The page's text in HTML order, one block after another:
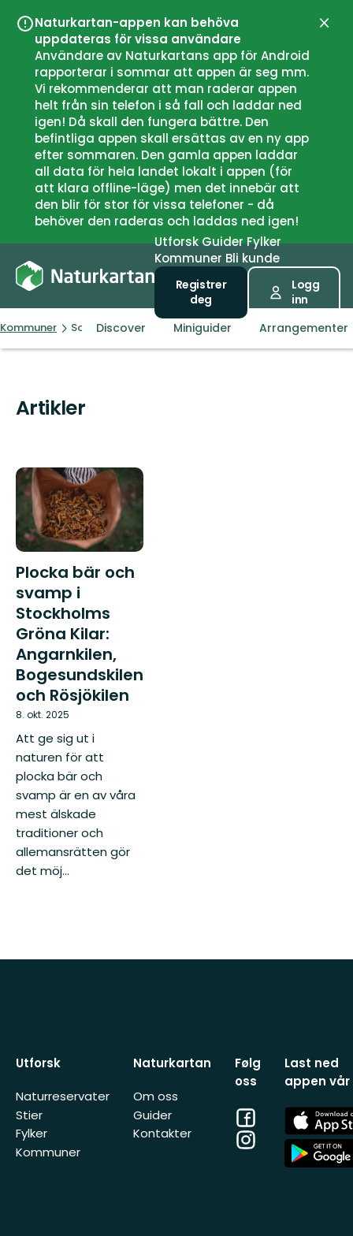
Naturkartan-appen kan behöva
uppdateras för vissa användare
Användare av Naturkartans app för Android
rapporterar i sommar att appen är seg mm.
Vi rekommenderar att man raderar appen
helt från sin telefon i så fall och laddar ned
igen! Då skall den fungera bättre. Den
befintliga appen skall ersättas av en ny app
efter sommaren. Den gamla appen laddar
all data för hela landet lokalt i appen (för
att klara offline-läge) men det innebär att
den blir för stor för vissa telefoner - då
behöver den raderas och laddas ned igen!
Lukk
UtforskGuiderFylker
Kommuner Bli kunde
Registrer
deg
Logg
inn
Kommuner Sollentuna
Discover Miniguider Arrangementer
Artikler
Plocka bär och
svamp i
Stockholms
Gröna Kilar:
Angarnkilen,
Bogesundskilen
och Rösjökilen
8. okt. 2025
Att ge sig ut i
naturen för att
plocka bär och
svamp är en av våra
mest älskade
traditioner och
allemansrätten gör
det möj...
Utforsk
Naturreservater
Stier
Fylker
Kommuner
Naturkartan
Om oss
Guider
Kontakter
Følg
oss
Facebook
Instagram
Last ned
appen vår
App
Store
App
Store